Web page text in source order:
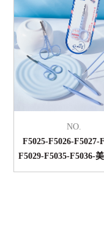
NO.
F5025-F5026-F5027-
F5029-F5035-F5036-